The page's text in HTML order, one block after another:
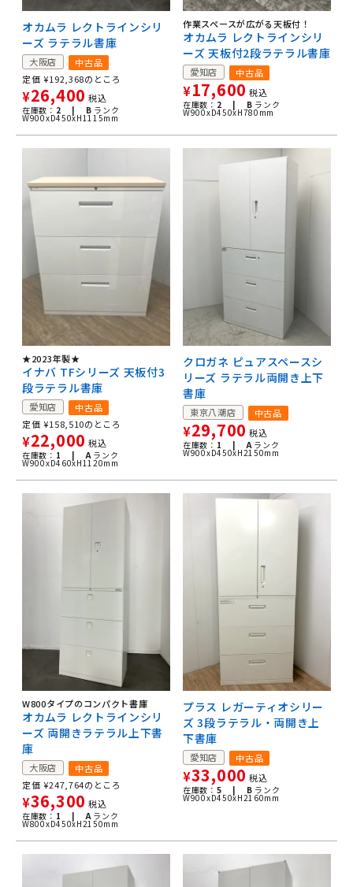
オカムラ レクトラインシリ
ーズ ラテラル書庫
大阪店
中古品
定価 ¥192,368のところ
¥26,400 税込
在庫数： 2 | B ランク
W900xD450xH1115mm
作業スペースが広がる天板付！
オカムラ レクトラインシリ
ーズ 天板付2段ラテラル書庫
愛知店 中古品
¥17,600 税込
在庫数： 2 | B ランク
W900xD450xH780mm
★2023年製★
イナバ TFシリーズ 天板付3
段ラテラル書庫
愛知店
中古品
定価 ¥158,510のところ
¥22,000 税込
在庫数： 1 | Aランク
W900xD460xH1120mm
クロガネ ピュアスペースシ
リーズ ラテラル両開き上下
書庫
東京八潮店 中古品
¥29,700 税込
在庫数： 1 | Aランク
W900xD450xH2150mm
W800タイプのコンパクト書庫
オカムラ レクトラインシリ
ーズ 両開きラテラル上下書
庫
大阪店
中古品
定価 ¥247,764のところ
¥36,300 税込
在庫数： 1 | Aランク
W800xD450xH2150mm
プラス レガーティオシリー
ズ 3段ラテラル・両開き上
下書庫
愛知店 中古品
¥33,000 税込
在庫数： 5 | B ランク
W900xD450xH2160mm